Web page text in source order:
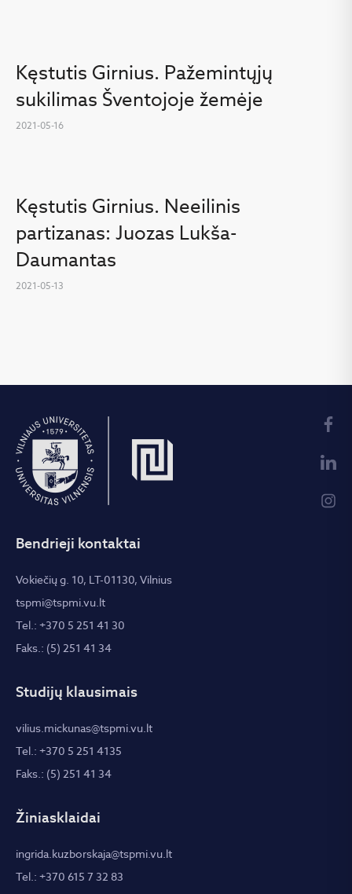
Kęstutis Girnius. Pažemintųjų
sukilimas Šventojoje žemėje
2021-05-16
Kęstutis Girnius. Neeilinis
partizanas: Juozas Lukša-
Daumantas
2021-05-13
Bendrieji kontaktai
Vokiečių g. 10, LT-01130, Vilnius
tspmi@tspmi.vu.lt
Tel.: +370 5 251 41 30
Faks.: (5) 251 41 34
Studijų klausimais
vilius.mickunas@tspmi.vu.lt
Tel.: +370 5 251 4135
Faks.: (5) 251 41 34
Žiniasklaidai
ingrida.kuzborskaja@tspmi.vu.lt
Tel.: +370 615 7 32 83